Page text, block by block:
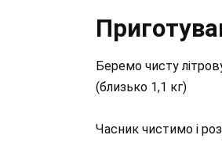
Беремо чисту
(близько 1,1 кг)
Часник чистимо і